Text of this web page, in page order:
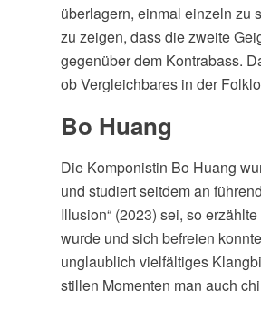
überlagern, einmal einzeln zu
zu zeigen, dass die zweite
gegenüber dem Kontrabass.
ob Vergleichbares in der
Bo Huang
Die Komponistin Bo Huang
und studiert seitdem an
Illusion“ (2023) sei, so
wurde und sich befreien
unglaublich vielfältiges
stillen Momenten man auch